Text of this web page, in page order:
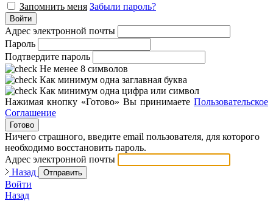
Запомнить меня Забыли пароль?
Войти
Адрес электронной почты
Пароль
Подтвердите пароль
Не менее 8 символов
Как минимум одна заглавная буква
Как минимум одна цифра или символ
Нажимая кнопку «Готово» Вы принимаете Пользовательское
Соглашение
Готово
Ничего страшного, введите email пользователя, для которого
необходимо восстановить пароль.
Адрес электронной почты
Назад
Отправить
Войти
Назад